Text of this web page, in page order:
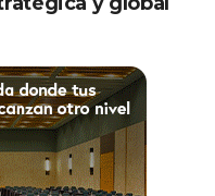
alcanzará18
su crecimiento en
propuestas que
memorables.